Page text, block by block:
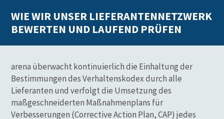
WIE WIR UNSER LIEFERANTENNETZWERK
BEWERTEN UND LAUFEND PRÜFEN
arena überwacht kontinuierlich die Einhaltung der
Bestimmungen des Verhaltenskodex durch alle
Lieferanten und verfolgt die Umsetzung des
maßgeschneiderten Maßnahmenplans für
Verbesserungen (Corrective Action Plan, CAP) jedes